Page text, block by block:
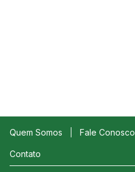
Quem Somos Fale Conosco
Contato